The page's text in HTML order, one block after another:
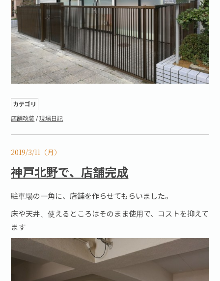
カテゴリ
店舗改装 /現場日記
2019/3/11（月）
神戸北野で、店舗完成
駐車場の一角に、店舗を作らせてもらいました。
床や天井、使えるところはそのまま使用で、コストを抑えて
ます